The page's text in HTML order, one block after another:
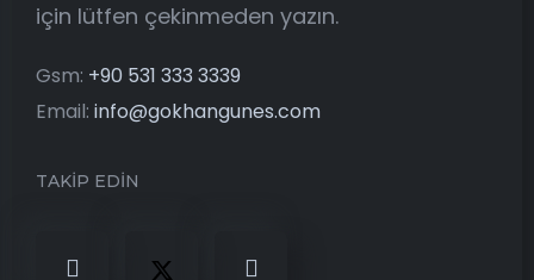
için lütfen çekinmeden yazın.
Gsm: +90 531 333 3339
Email: info@gokhangunes.com
TAKİP EDİN